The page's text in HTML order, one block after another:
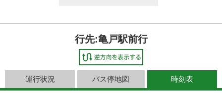
行先:亀戸駅前行
運行状況 バス停地図 時刻表